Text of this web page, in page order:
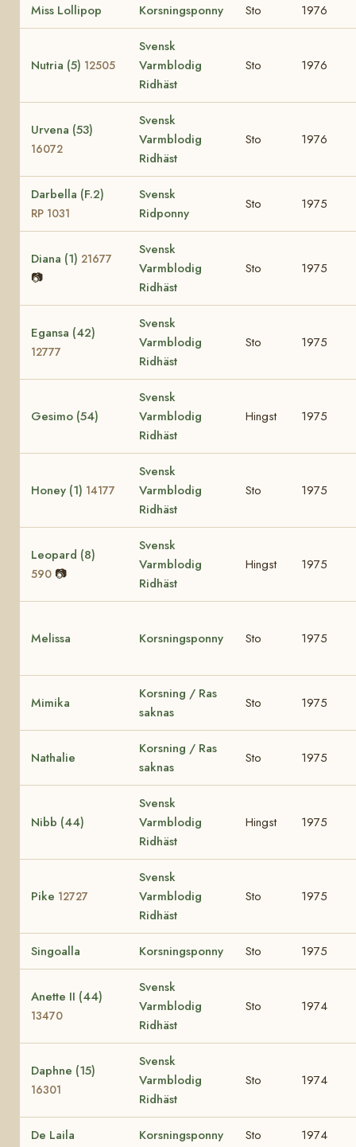
Miss Lollipop Korsningsponny Sto 1976
Nutria (5) 12505
Svensk
Varmblodig
Ridhäst
Sto 1976
Urvena (53)
16072
Svensk
Varmblodig
Ridhäst
Sto 1976
Darbella (F.2)
RP 1031
Svensk
Ridponny
Sto 1975
Diana (1) 21677
📷
Svensk
Varmblodig
Ridhäst
Sto 1975
Egansa (42)
12777
Svensk
Varmblodig
Ridhäst
Sto 1975
Gesimo (54)
Svensk
Varmblodig
Ridhäst
Hingst 1975
Honey (1) 14177
Svensk
Varmblodig
Ridhäst
Sto 1975
Leopard (8)
590 📷
Svensk
Varmblodig
Ridhäst
Hingst 1975
Melissa Korsningsponny Sto 1975
Mimika
Korsning / Ras
saknas
Sto 1975
Nathalie
Korsning / Ras
saknas
Sto 1975
Nibb (44)
Svensk
Varmblodig
Ridhäst
Hingst 1975
Pike 12727
Svensk
Varmblodig
Ridhäst
Sto 1975
Singoalla Korsningsponny Sto 1975
Anette II (44)
13470
Svensk
Varmblodig
Ridhäst
Sto 1974
Daphne (15)
16301
Svensk
Varmblodig
Ridhäst
Sto 1974
De Laila Korsningsponny Sto 1974